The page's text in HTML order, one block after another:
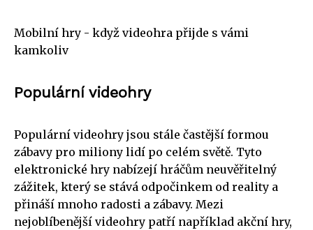
Mobilní hry - když videohra přijde s vámi
kamkoliv
Populární videohry
Populární videohry jsou stále častější formou
zábavy pro miliony lidí po celém světě. Tyto
elektronické hry nabízejí hráčům neuvěřitelný
zážitek, který se stává odpočinkem od reality a
přináší mnoho radosti a zábavy. Mezi
nejoblíbenější videohry patří například akční hry,